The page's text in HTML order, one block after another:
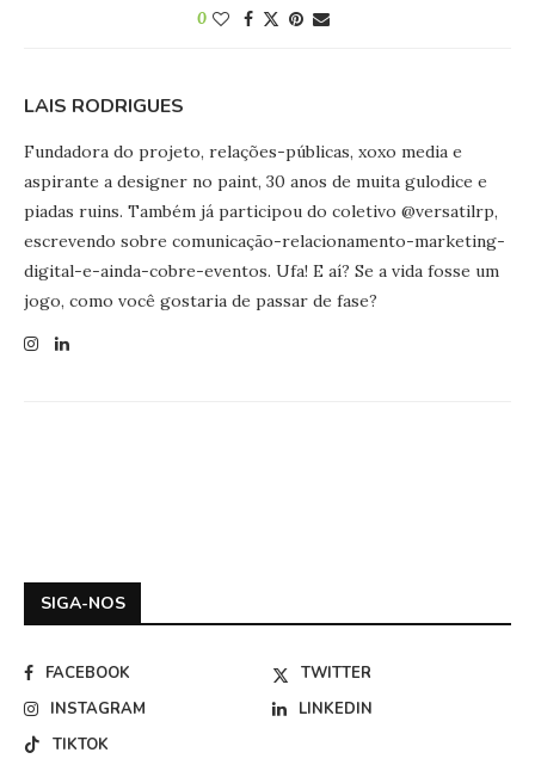
0
LAIS RODRIGUES
Fundadora do projeto, relações-públicas, xoxo media e
aspirante a designer no paint, 30 anos de muita gulodice e
piadas ruins. Também já participou do coletivo @versatilrp,
escrevendo sobre comunicação-relacionamento-marketing-
digital-e-ainda-cobre-eventos. Ufa! E aí? Se a vida fosse um
jogo, como você gostaria de passar de fase?
SIGA-NOS
FACEBOOK
TWITTER
INSTAGRAM
LINKEDIN
TIKTOK